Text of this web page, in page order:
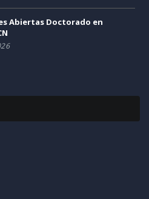
Abiertas Doctorado en